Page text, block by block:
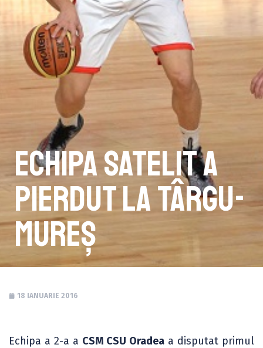
Echipa satelit a
pierdut la Târgu-
Mureș
18 IANUARIE 2016
Echipa a 2-a a CSM CSU Oradea a disputat primul